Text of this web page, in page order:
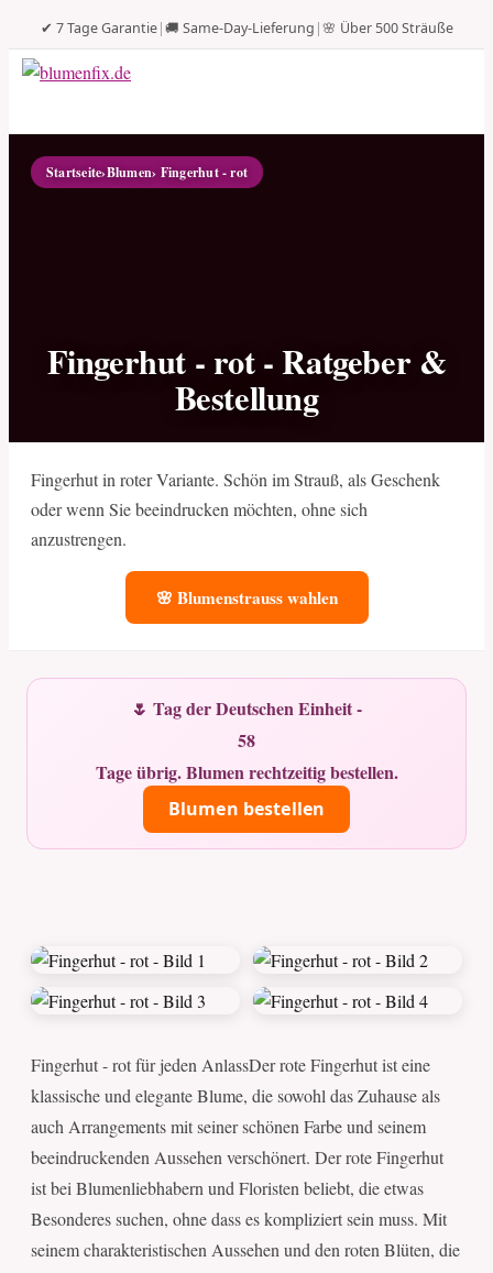
✔ 7 Tage Garantie|🚚 Same-Day-Lieferung |🌸 Über 500 Sträuße
Startseite›Blumen› Fingerhut - rot
Fingerhut - rot - Ratgeber &
Bestellung
Fingerhut in roter Variante. Schön im Strauß, als Geschenk
oder wenn Sie beeindrucken möchten, ohne sich
anzustrengen.
🌸 Blumenstrauss wahlen
🌷 Tag der Deutschen Einheit -
58
Tage übrig. Blumen rechtzeitig bestellen.
Blumen bestellen
Fingerhut - rot für jeden AnlassDer rote Fingerhut ist eine
klassische und elegante Blume, die sowohl das Zuhause als
auch Arrangements mit seiner schönen Farbe und seinem
beeindruckenden Aussehen verschönert. Der rote Fingerhut
ist bei Blumenliebhabern und Floristen beliebt, die etwas
Besonderes suchen, ohne dass es kompliziert sein muss. Mit
seinem charakteristischen Aussehen und den roten Blüten, die